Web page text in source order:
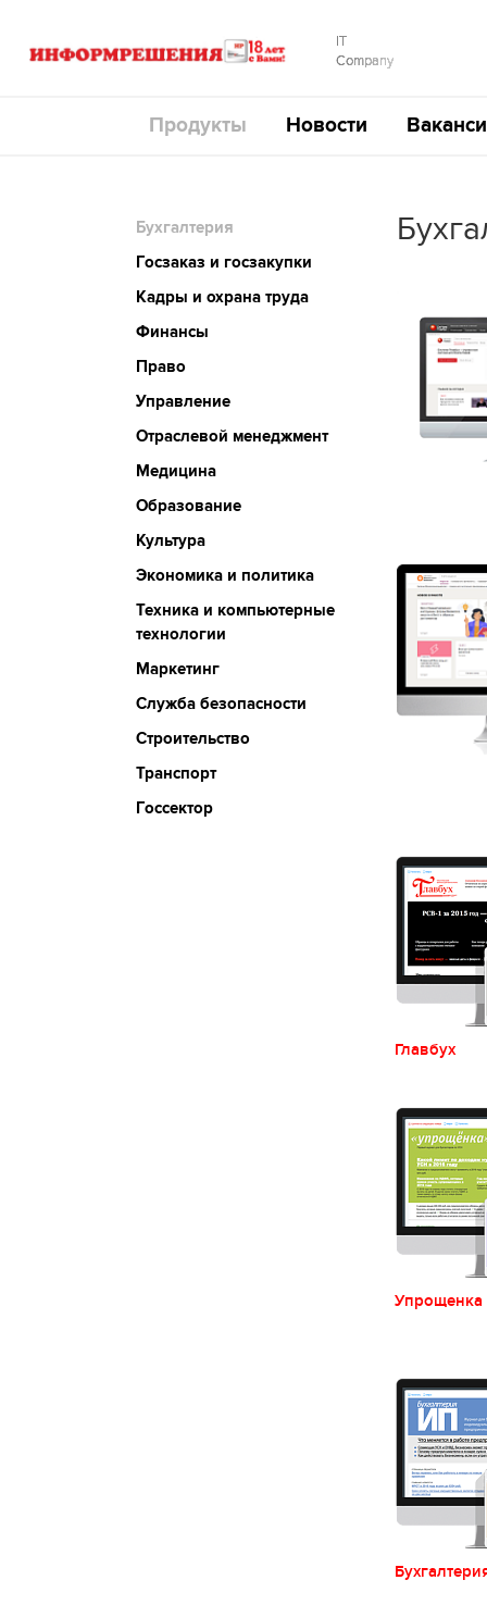
IT
Company
Продукты Новости
Бухгалтерия
Госзаказ и госзакупки
Кадры и охрана труда
Финансы
Право
Управление
Отраслевой менеджмент
Медицина
Образование
Культура
Экономика и политика
Техника и компьютерные
технологии
Маркетинг
Служба безопасности
Строительство
Транспорт
Госсектор
Главбух
Упрощенка